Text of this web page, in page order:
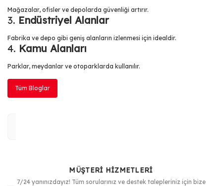
Mağazalar, ofisler ve depolarda güvenliği artırır.
3. Endüstriyel Alanlar
Fabrika ve depo gibi geniş alanların izlenmesi için idealdir.
4. Kamu Alanları
Parklar, meydanlar ve otoparklarda kullanılır.
Tüm Bloglar
MÜŞTERİ HİZMETLERİ
7/24 yanınızdayız! Tüm sorularınız ve destek talepleriniz için bize